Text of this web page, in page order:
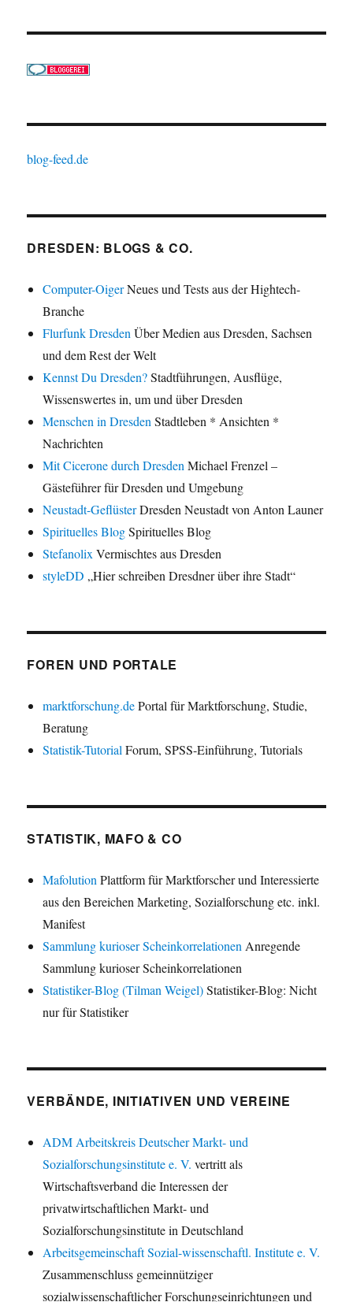
blog-feed.de
DRESDEN: BLOGS & CO.
Computer-OigerNeues und Tests aus der Hightech-
Branche
Flurfunk Dresden Über Medien aus Dresden, Sachsen
und dem Rest der Welt
Kennst Du Dresden?Stadtführungen, Ausflüge,
Wissenswertes in, um und über Dresden
Menschen in Dresden Stadtleben * Ansichten *
Nachrichten
Mit Cicerone durch Dresden Michael Frenzel –
Gästeführer für Dresden und Umgebung
Neustadt-GeflüsterDresden Neustadt von Anton Launer
Spirituelles BlogSpirituelles Blog
Stefanolix Vermischtes aus Dresden
styleDD „Hier schreiben Dresdner über ihre Stadt“
FOREN UND PORTALE
marktforschung.dePortal für Marktforschung, Studie,
Beratung
Statistik-Tutorial Forum, SPSS-Einführung, Tutorials
STATISTIK, MAFO & CO
Mafolution Plattform für Marktforscher und Interessierte
aus den Bereichen Marketing, Sozialforschung etc. inkl.
Manifest
Sammlung kurioser Scheinkorrelationen Anregende
Sammlung kurioser Scheinkorrelationen
Statistiker-Blog (Tilman Weigel)Statistiker-Blog: Nicht
nur für Statistiker
VERBÄNDE, INITIATIVEN UND VEREINE
ADM Arbeitskreis Deutscher Markt- und
Sozialforschungsinstitute e. V. vertritt als
Wirtschaftsverband die Interessen der
privatwirtschaftlichen Markt- und
Sozialforschungsinstitute in Deutschland
Arbeitsgemeinschaft Sozial-wissenschaftl. Institute e. V.
Zusammenschluss gemeinnütziger
sozialwissenschaftlicher Forschungseinrichtungen und